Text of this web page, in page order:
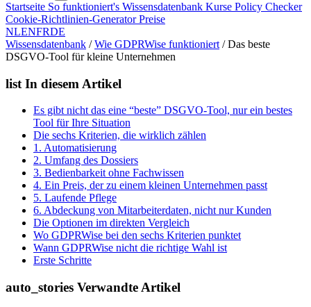
Startseite So funktioniert's Wissensdatenbank Kurse Policy Checker
Cookie-Richtlinien-GeneratorPreise
NLENFRDE
Wissensdatenbank / Wie GDPRWise funktioniert / Das beste
DSGVO-Tool für kleine Unternehmen
list In diesem Artikel
Es gibt nicht das eine “beste” DSGVO-Tool, nur ein bestes
Tool für Ihre Situation
Die sechs Kriterien, die wirklich zählen
1. Automatisierung
2. Umfang des Dossiers
3. Bedienbarkeit ohne Fachwissen
4. Ein Preis, der zu einem kleinen Unternehmen passt
5. Laufende Pflege
6. Abdeckung von Mitarbeiterdaten, nicht nur Kunden
Die Optionen im direkten Vergleich
Wo GDPRWise bei den sechs Kriterien punktet
Wann GDPRWise nicht die richtige Wahl ist
Erste Schritte
auto_stories Verwandte Artikel